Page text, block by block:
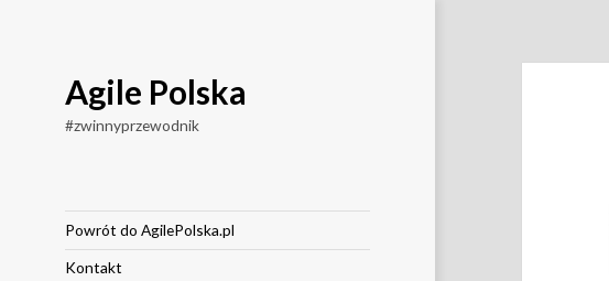
Agile Polska
#zwinnyprzewodnik
Powrót do AgilePolska.pl
Kontakt